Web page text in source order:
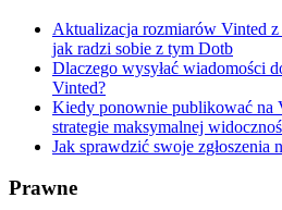
Aktualizacja rozmiarów Vinted z
jak radzi sobie z tym Dotb
Dlaczego wysyłać wiadomości
Vinted?
Kiedy ponownie publikować na
strategie maksymalnej
Jak sprawdzić swoje zgłoszenia
Prawne